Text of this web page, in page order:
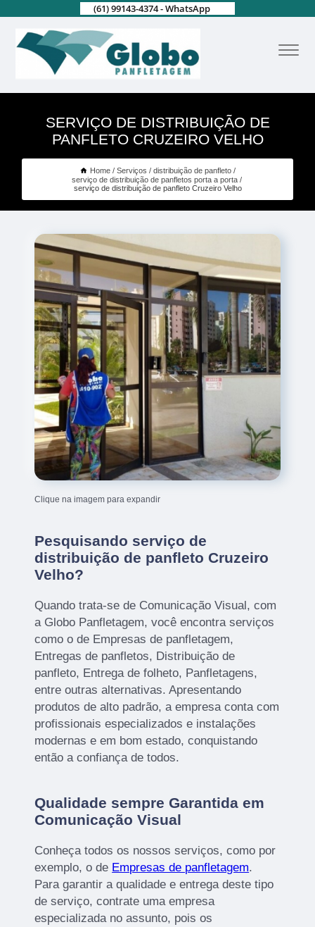
(61) 99143-4374 - WhatsApp
SERVIÇO DE DISTRIBUIÇÃO DE
PANFLETO CRUZEIRO VELHO
Home Serviços
distribuição de panfleto
serviço de distribuição de panfletos porta a porta
serviço de distribuição de panfleto Cruzeiro Velho
Clique na imagem para expandir
Pesquisando serviço de
distribuição de panfleto Cruzeiro
Velho?
Quando trata-se de Comunicação Visual, com
a Globo Panfletagem, você encontra serviços
como o de Empresas de panfletagem,
Entregas de panfletos, Distribuição de
panfleto, Entrega de folheto, Panfletagens,
entre outras alternativas. Apresentando
produtos de alto padrão, a empresa conta com
profissionais especializados e instalações
modernas e em bom estado, conquistando
então a confiança de todos.
Qualidade sempre Garantida em
Comunicação Visual
Conheça todos os nossos serviços, como por
exemplo, o de Empresas de panfletagem.
Para garantir a qualidade e entrega deste tipo
de serviço, contrate uma empresa
especializada no assunto, pois os